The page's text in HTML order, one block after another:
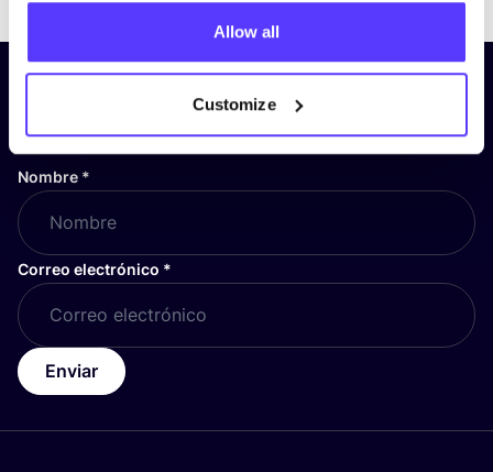
Allow all
Customize
¡Suscríbete a nuestro boletín
y mantente informado!
Nombre *
Correo electrónico *
Enviar